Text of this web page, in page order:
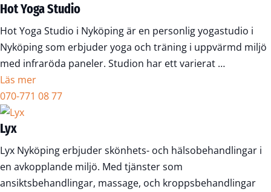
Hot Yoga Studio
Hot Yoga Studio i Nyköping är en personlig yogastudio i
Nyköping som erbjuder yoga och träning i uppvärmd miljö
med infraröda paneler. Studion har ett varierat …
Läs mer
070-771 08 77
Lyx
Lyx Nyköping erbjuder skönhets- och hälsobehandlingar i
en avkopplande miljö. Med tjänster som
ansiktsbehandlingar, massage, och kroppsbehandlingar